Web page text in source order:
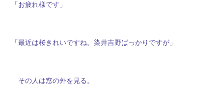
「お疲れ様です」
「最近は桜きれいですね。染井吉野ばっかりですが」
その人は窓の外を見る。